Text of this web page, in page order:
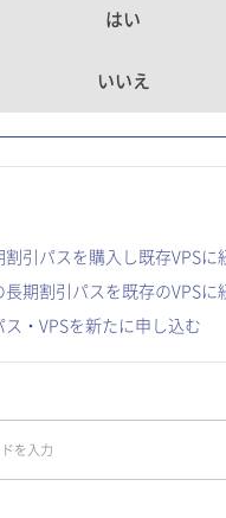
はい
いいえ
引パスを購入し既存VPSに
期割引パスを既存のVPSに
・VPSを新たに申し込む